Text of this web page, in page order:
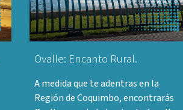
Ovalle: Encanto Rural.
A medida que te adentras en la
Región de Coquimbo, encontrarás